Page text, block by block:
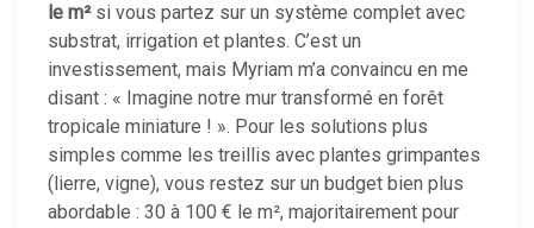
le m²si vous partez sur un système complet avec
substrat, irrigation et plantes. C’est un
investissement, mais Myriam m’a convaincu en me
disant : « Imagine notre mur transformé en forêt
tropicale miniature ! ». Pour les solutions plus
simples comme les treillis avec plantes grimpantes
(lierre, vigne), vous restez sur un budget bien plus
abordable : 30 à 100 € le m², majoritairement pour